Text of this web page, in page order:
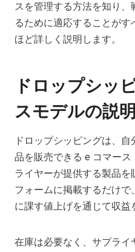
スを管理する方法を知り
るために適応することが
ほど詳しく説明します。
ドロップシッ
スモデルの説明
ドロップシッピングは、
品を販売できる e コマー
ライヤーが提供する製品を
フォームに掲載するだけ
に課す値上げを通じて収益
在庫は必要なく、サプライ